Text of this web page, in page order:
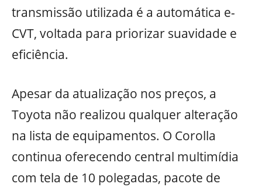
transmissão utilizada é a automática e-
CVT, voltada para priorizar suavidade e
eficiência.
Apesar da atualização nos preços, a
Toyota não realizou qualquer alteração
na lista de equipamentos. O Corolla
continua oferecendo central multimídia
com tela de 10 polegadas, pacote de